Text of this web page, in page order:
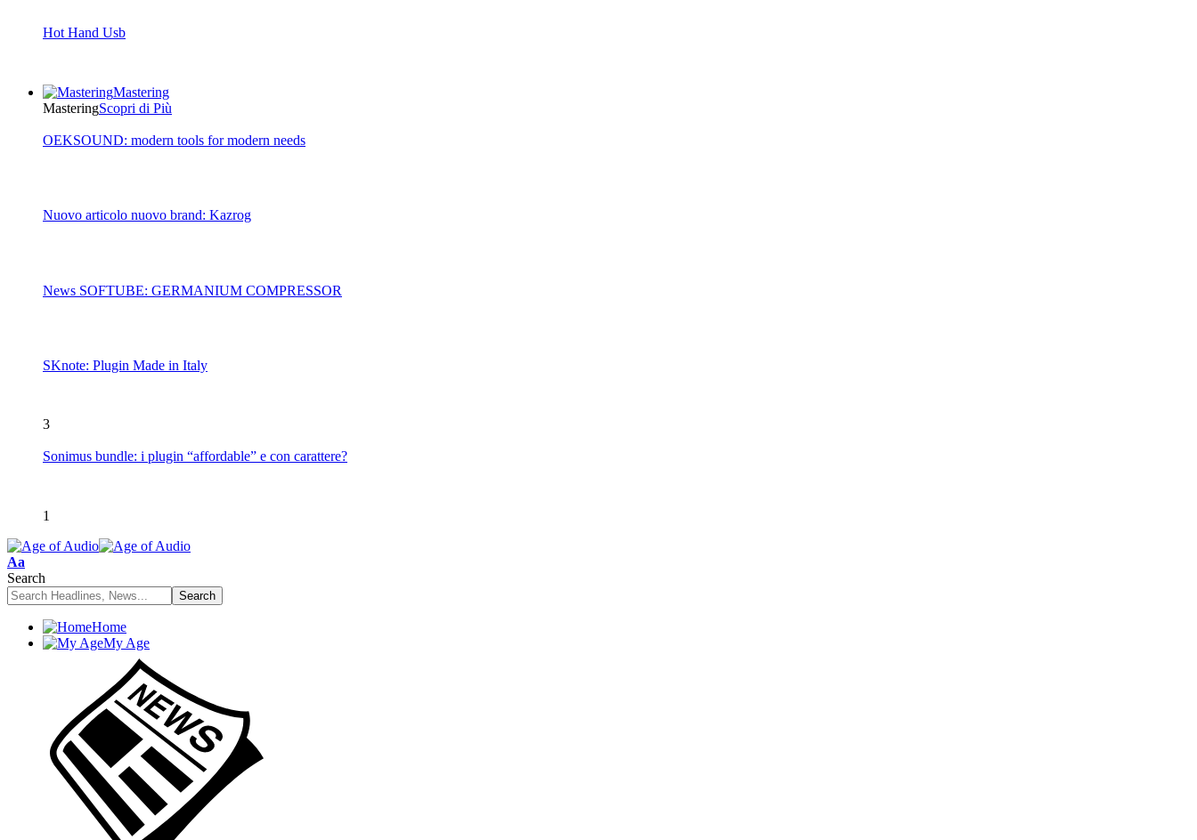
Hot Hand Usb
Mastering
MasteringScopri di Più
OEKSOUND: modern tools for modern needs
Nuovo articolo nuovo brand: Kazrog
News SOFTUBE: GERMANIUM COMPRESSOR
SKnote: Plugin Made in Italy
3
Sonimus bundle: i plugin “affordable” e con carattere?
1
Font
Resizer
Aa
Search
Home
My Age